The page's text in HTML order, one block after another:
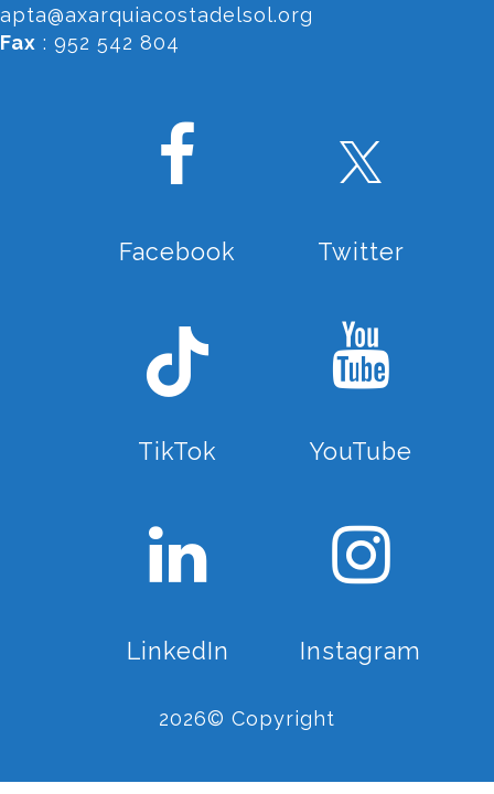
apta@axarquiacostadelsol.org
Fax : 952 542 804
Facebook Twitter
TikTok YouTube
LinkedIn Instagram
2026© Copyright